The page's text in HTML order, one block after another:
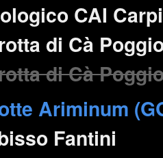
CAI
di Cà
di Cà
Ariminum
Fantini